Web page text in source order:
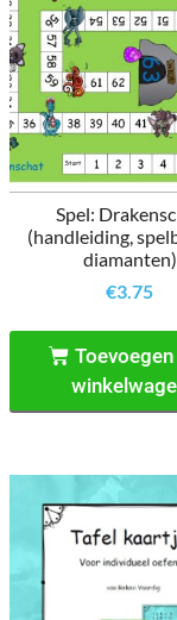
Spel:
(handleiding,
diamanten)
€3.75
Toevoegen